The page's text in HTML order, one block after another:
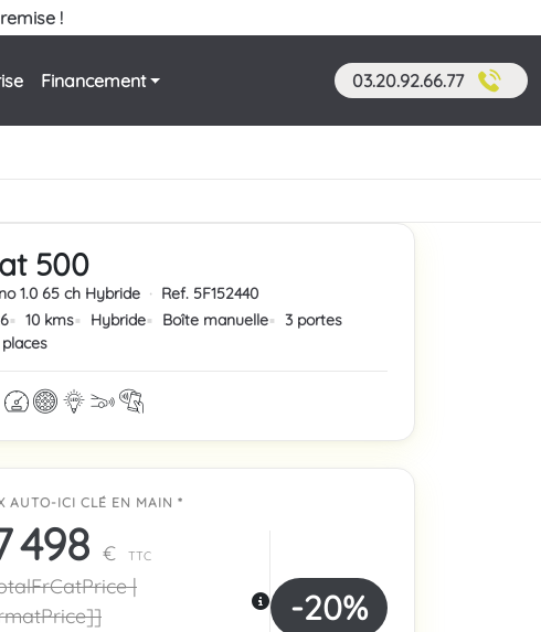
!
Financement 03.20.92.66.77
500
1.0 65 ch Hybride · Ref. 5F152440
10 kms Hybride Boîte manuelle
3 portes
AUTO-ICI CLÉ EN MAIN *
498 € TTC
|
-20%